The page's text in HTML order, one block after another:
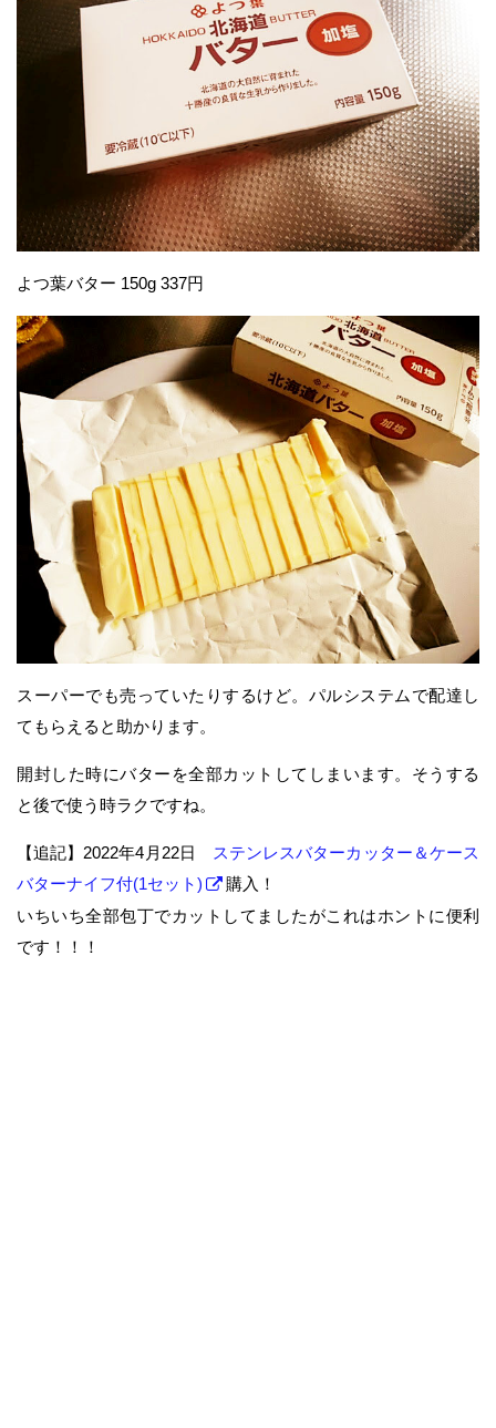
よつ葉バター 150g 337円
スーパーでも売っていたりするけど。パルシステムで配達し
てもらえると助かります。
開封した時にバターを全部カットしてしまいます。そうする
と後で使う時ラクですね。
【追記】2022年4月22日
ステンレスバターカッター＆ケース
バターナイフ付(1セット)
購入！
いちいち全部包丁でカットしてましたがこれはホントに便利
です！！！